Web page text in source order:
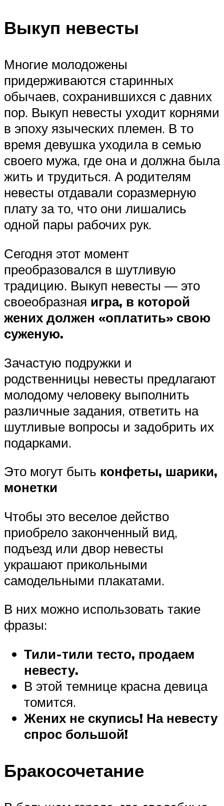
Выкуп невесты
Многие молодожены
придерживаются старинных
обычаев, сохранившихся с давних
пор. Выкуп невесты уходит корнями
в эпоху языческих племен. В то
время девушка уходила в семью
своего мужа, где она и должна была
жить и трудиться. А родителям
невесты отдавали соразмерную
плату за то, что они лишались
одной пары рабочих рук.
Сегодня этот момент
преобразовался в шутливую
традицию. Выкуп невесты — это
своеобразная игра, в которой
жених должен «оплатить» свою
суженую.
Зачастую подружки и
родственницы невесты предлагают
молодому человеку выполнить
различные задания, ответить на
шутливые вопросы и задобрить их
подарками.
Это могут быть конфеты, шарики,
монетки
Чтобы это веселое действо
приобрело законченный вид,
подъезд или двор невесты
украшают прикольными
самодельными плакатами.
В них можно использовать такие
фразы:
Тили-тили тесто, продаем
невесту.
В этой темнице красна девица
томится.
Жених не скупись! На невесту
спрос большой!
Бракосочетание